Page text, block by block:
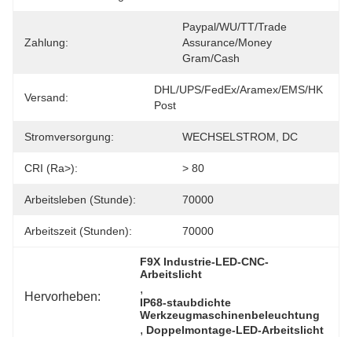
Zahlung:
Paypal/WU/TT/Trade
Assurance/Money
Gram/Cash
Versand:
DHL/UPS/FedEx/Aramex/EMS/HK
Post
Stromversorgung: WECHSELSTROM, DC
CRI (Ra>): > 80
Arbeitsleben (Stunde): 70000
Arbeitszeit (Stunden): 70000
Hervorheben:
F9X Industrie-LED-CNC-
Arbeitslicht
,
IP68-staubdichte
Werkzeugmaschinenbeleuchtung
, Doppelmontage-LED-Arbeitslicht